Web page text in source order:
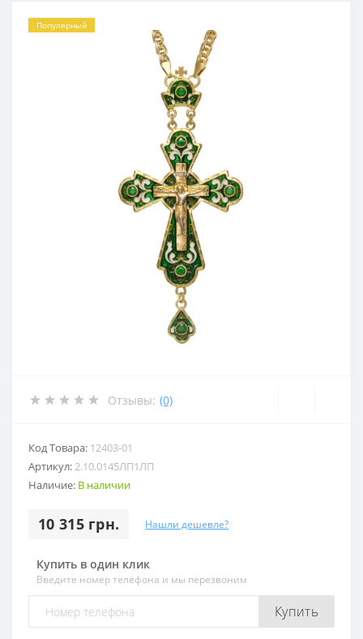
Популярный
Отзывы: (0)
Код Товара: 12403-01
Артикул:2.10.0145ЛП1ЛП
Наличие: В наличии
10 315 грн. Нашли дешевле?
Купить в один клик
Введите номер телефона и мы перезвоним
Купить